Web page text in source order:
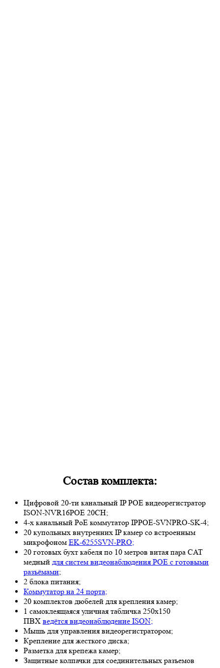
Состав комплекта:
Цифровой 20-ти канальный IP POE видеорегистратор
ISON-NVR16POE 20CH;
4-х канальный PoE коммутатор IPPOE-SVNPRO-SK-4;
20 купольных внутренних IP камер со встроенным
микрофоном EK-6255SVN-PRO;
20 готовых бухт кабеля по 10 метров витая пара CAT
медный для систем видеонаблюдения POE с готовыми
разъёмами;
2 блока питания;
Коммутатор на 24 порта;
20 комплектов дюбелей для крепления камер;
1 самоклеящаяся уличная табличка 250х150
ПВХ ведётся видеонаблюдение ISON;
Мышь для управления видеорегистратором;
Крепление для жесткого диска;
Разметка для крепежа камер;
Защитные колпачки для соединительных разъемов